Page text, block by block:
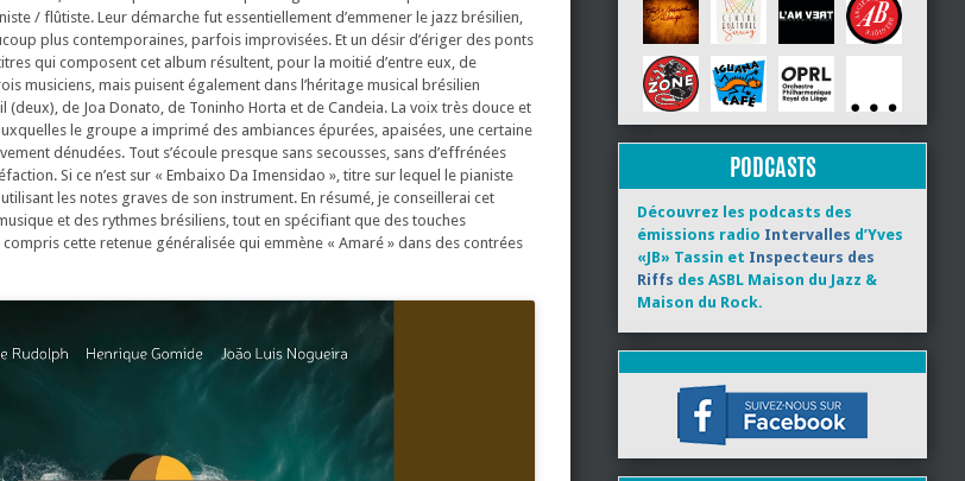
/ flûtiste. Leur démarche fut essentiellement d’emmener le jazz brésilien,
plus contemporaines, parfois improvisées. Et un désir d’ériger des ponts
qui composent cet album résultent, pour la moitié d’entre eux, de
musiciens, mais puisent également dans l’héritage musical brésilien
(deux), de Joa Donato, de Toninho Horta et de Candeia. La voix très douce et
le groupe a imprimé des ambiances épurées, apaisées, une certaine
dénudées. Tout s’écoule presque sans secousses, sans d’effrénées
Si ce n’est sur « Embaixo Da Imensidao », titre sur lequel le pianiste
les notes graves de son instrument. En résumé, je conseillerai cet
et des rythmes brésiliens, tout en spécifiant que des touches
cette retenue généralisée qui emmène « Amaré » dans des contrées
PODCASTS
Découvrez les podcasts des
émissions radio Intervalles d’Yves
«JB» Tassin et Inspecteurs des
Riffs des ASBL Maison du Jazz &
Maison du Rock.